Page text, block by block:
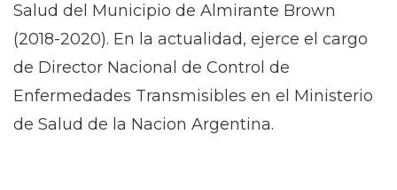
Salud del Municipio de Almirante Brown
(2018-2020). En la actualidad, ejerce el cargo
de Director Nacional de Control de
Enfermedades Transmisibles en el Ministerio
de Salud de la Nacion Argentina.